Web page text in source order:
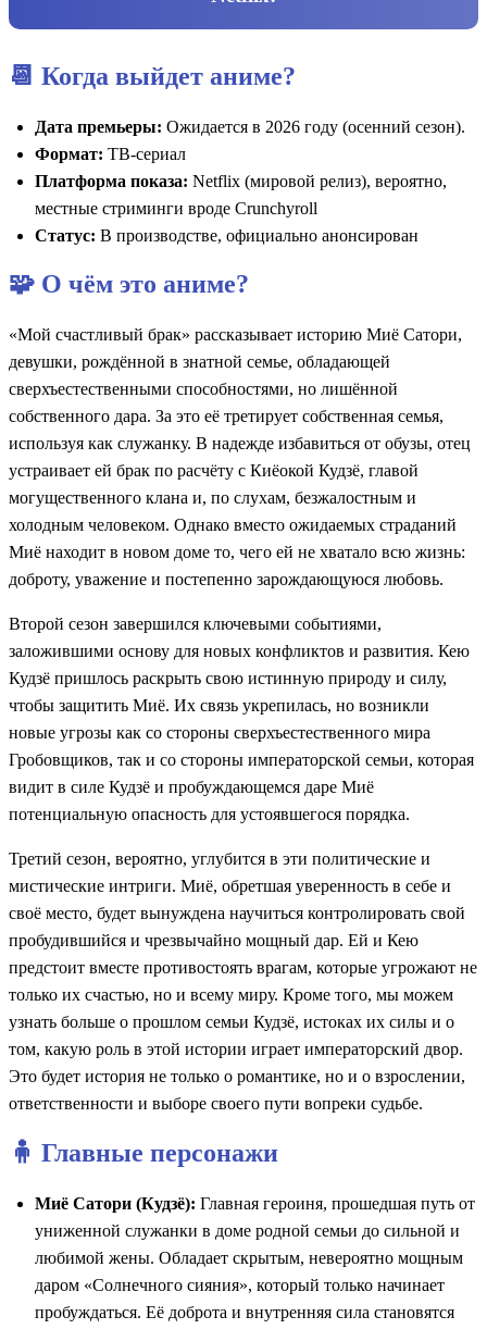
📆 Когда выйдет аниме?
Дата премьеры: Ожидается в 2026 году (осенний сезон).
Формат: ТВ-сериал
Платформа показа: Netflix (мировой релиз), вероятно,
местные стриминги вроде Crunchyroll
Статус: В производстве, официально анонсирован
🧩 О чём это аниме?
«Мой счастливый брак» рассказывает историю Миё Сатори,
девушки, рождённой в знатной семье, обладающей
сверхъестественными способностями, но лишённой
собственного дара. За это её третирует собственная семья,
используя как служанку. В надежде избавиться от обузы, отец
устраивает ей брак по расчёту с Киёокой Кудзё, главой
могущественного клана и, по слухам, безжалостным и
холодным человеком. Однако вместо ожидаемых страданий
Миё находит в новом доме то, чего ей не хватало всю жизнь:
доброту, уважение и постепенно зарождающуюся любовь.
Второй сезон завершился ключевыми событиями,
заложившими основу для новых конфликтов и развития. Кею
Кудзё пришлось раскрыть свою истинную природу и силу,
чтобы защитить Миё. Их связь укрепилась, но возникли
новые угрозы как со стороны сверхъестественного мира
Гробовщиков, так и со стороны императорской семьи, которая
видит в силе Кудзё и пробуждающемся даре Миё
потенциальную опасность для устоявшегося порядка.
Третий сезон, вероятно, углубится в эти политические и
мистические интриги. Миё, обретшая уверенность в себе и
своё место, будет вынуждена научиться контролировать свой
пробудившийся и чрезвычайно мощный дар. Ей и Кею
предстоит вместе противостоять врагам, которые угрожают не
только их счастью, но и всему миру. Кроме того, мы можем
узнать больше о прошлом семьи Кудзё, истоках их силы и о
том, какую роль в этой истории играет императорский двор.
Это будет история не только о романтике, но и о взрослении,
ответственности и выборе своего пути вопреки судьбе.
🧍 Главные персонажи
Миё Сатори (Кудзё): Главная героиня, прошедшая путь от
униженной служанки в доме родной семьи до сильной и
любимой жены. Обладает скрытым, невероятно мощным
даром «Солнечного сияния», который только начинает
пробуждаться. Её доброта и внутренняя сила становятся